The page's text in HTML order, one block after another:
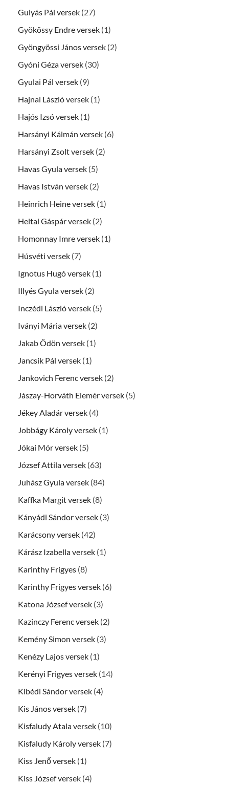
Gulyás Pál versek (27)
Gyökössy Endre versek (1)
Gyöngyössi János versek (2)
Gyóni Géza versek (30)
Gyulai Pál versek (9)
Hajnal László versek (1)
Hajós Izsó versek (1)
Harsányi Kálmán versek (6)
Harsányi Zsolt versek (2)
Havas Gyula versek (5)
Havas István versek (2)
Heinrich Heine versek (1)
Heltai Gáspár versek (2)
Homonnay Imre versek (1)
Húsvéti versek (7)
Ignotus Hugó versek (1)
Illyés Gyula versek (2)
Inczédi László versek (5)
Iványi Mária versek (2)
Jakab Ödön versek (1)
Jancsik Pál versek (1)
Jankovich Ferenc versek (2)
Jászay-Horváth Elemér versek (5)
Jékey Aladár versek (4)
Jobbágy Károly versek (1)
Jókai Mór versek (5)
József Attila versek (63)
Juhász Gyula versek (84)
Kaffka Margit versek (8)
Kányádi Sándor versek (3)
Karácsony versek (42)
Kárász Izabella versek (1)
Karinthy Frigyes (8)
Karinthy Frigyes versek (6)
Katona József versek (3)
Kazinczy Ferenc versek (2)
Kemény Simon versek (3)
Kenézy Lajos versek (1)
Kerényi Frigyes versek (14)
Kibédi Sándor versek (4)
Kis János versek (7)
Kisfaludy Atala versek (10)
Kisfaludy Károly versek (7)
Kiss Jenő versek (1)
Kiss József versek (4)